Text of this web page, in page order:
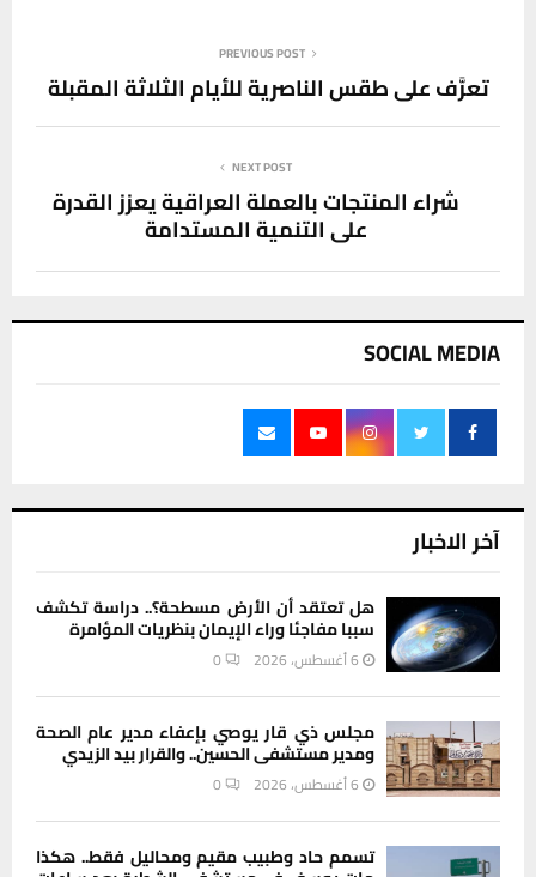
PREVIOUS POST
تعرَّف على طقس الناصرية للأيام الثلاثة المقبلة
NEXT POST
شراء المنتجات بالعملة العراقية يعزز القدرة
على التنمية المستدامة
SOCIAL MEDIA
آخر الاخبار
هل تعتقد أن الأرض مسطحة؟.. دراسة تكشف
سببا مفاجئا وراء الإيمان بنظريات المؤامرة
6 أغسطس، 2026 0
مجلس ذي قار يوصي بإعفاء مدير عام الصحة
ومدير مستشفى الحسين.. والقرار بيد الزيدي
6 أغسطس، 2026 0
تسمم حاد وطبيب مقيم ومحاليل فقط.. هكذا